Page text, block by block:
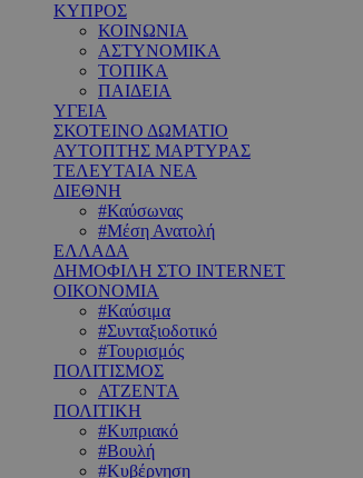
ΚΥΠΡΟΣ
ΚΟΙΝΩΝΙΑ
ΑΣΤΥΝΟΜΙΚΑ
ΤΟΠΙΚΑ
ΠΑΙΔΕΙΑ
ΥΓΕΙΑ
ΣΚΟΤΕΙΝΟ ΔΩΜΑΤΙΟ
ΑΥΤΟΠΤΗΣ ΜΑΡΤΥΡΑΣ
ΤΕΛΕΥΤΑΙΑ ΝΕΑ
ΔΙΕΘΝΗ
#Καύσωνας
#Μέση Ανατολή
ΕΛΛΑΔΑ
ΔΗΜΟΦΙΛΗ ΣΤΟ INTERNET
ΟΙΚΟΝΟΜΙΑ
#Καύσιμα
#Συνταξιοδοτικό
#Τουρισμός
ΠΟΛΙΤΙΣΜΟΣ
ΑΤΖΕΝΤΑ
ΠΟΛΙΤΙΚΗ
#Κυπριακό
#Βουλή
#Κυβέρνηση